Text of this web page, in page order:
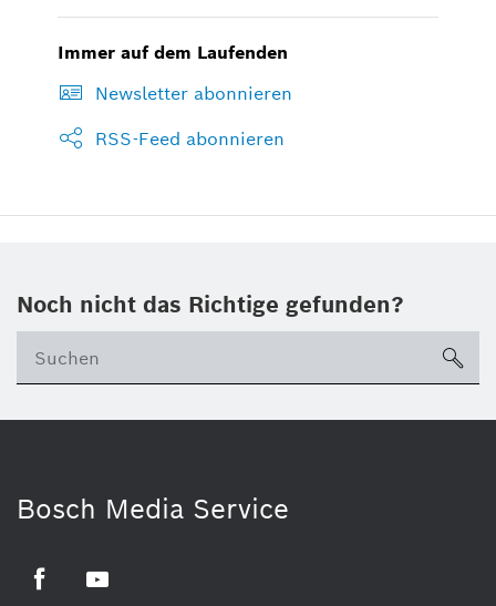
Immer auf dem Laufenden
Newsletter abonnieren
RSS-Feed abonnieren
Noch nicht das Richtige gefunden?
Bosch Media Service